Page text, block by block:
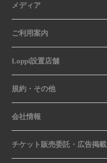
メディア
ご利用案内
Loppi設置店舗
規約・その他
会社情報
チケット販売委託・広告掲載